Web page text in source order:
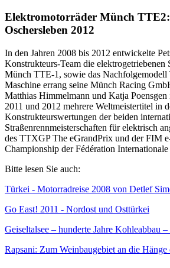
Elektromotorräder Münch
Oschersleben 2012
In den Jahren 2008 bis 2012 entwickelte
Konstrukteurs-Team die elektrogetriebenen
Münch TTE-1, sowie das
Maschine errang seine Münch Racing
Matthias Himmelmann und Katja Poensgen
2011 und 2012 mehrere Weltmeistertitel in
Konstrukteurswertungen der beiden
Straßenrennmeisterschaften für elektrisch
des TTXGP The eGrandPrix und der FIM
Championship der Fédération
Bitte lesen Sie auch:
Türkei - Motorradreise 2008 von Detlef
Go East! 2011 - Nordost und Osttürkei
Geiseltalsee – hunderte Jahre Kohleabbau
Rapsani: Zum Weinbaugebiet an die